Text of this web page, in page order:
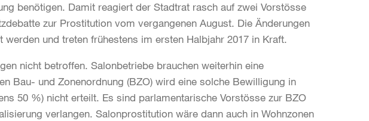
benötigen. Damit reagiert der Stadtrat rasch auf zwei Vorstösse
zur Prostitution vom vergangenen August. Die Änderungen
und treten frühestens im ersten Halbjahr 2017 in Kraft.
nicht betroffen. Salonbetriebe brauchen weiterhin eine
Bau- und Zonenordnung (BZO) wird eine solche Bewilligung in
50 %) nicht erteilt. Es sind parlamentarische Vorstösse zur BZO
verlangen. Salonprostitution wäre dann auch in Wohnzonen